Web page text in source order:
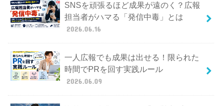
SNSを頑張るほど成果が遠のく？広報
担当者がハマる「発信中毒」とは
2026.06.16
一人広報でも成果は出せる！限られた
時間でPRを回す実践ルール
2026.06.09